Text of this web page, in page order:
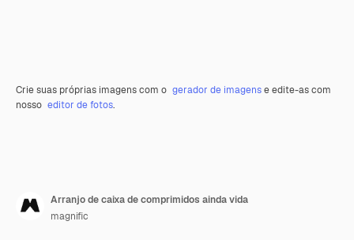
Crie suas próprias imagens com o gerador de imagense edite-as com
nosso editor de fotos.
Arranjo de caixa de comprimidos ainda vida
magnific